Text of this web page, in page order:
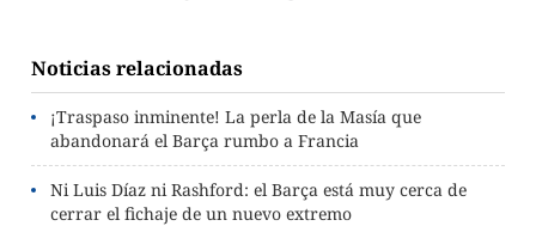
Noticias relacionadas
¡Traspaso inminente! La perla de la Masía que
abandonará el Barça rumbo a Francia
Ni Luis Díaz ni Rashford: el Barça está muy cerca de
cerrar el fichaje de un nuevo extremo